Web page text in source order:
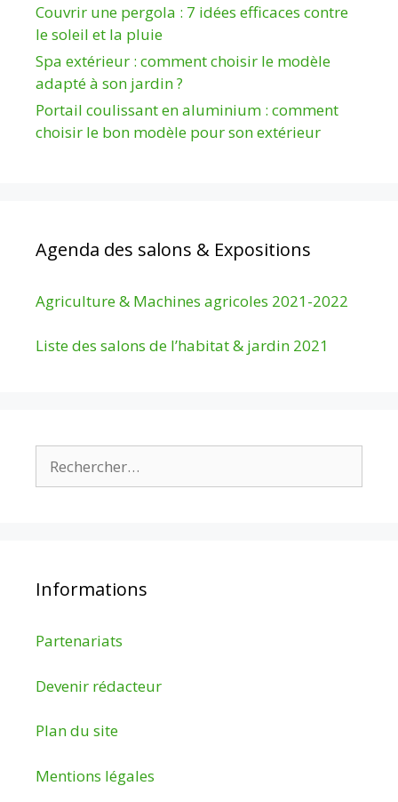
Couvrir une pergola : 7 idées efficaces contre
le soleil et la pluie
Spa extérieur : comment choisir le modèle
adapté à son jardin ?
Portail coulissant en aluminium : comment
choisir le bon modèle pour son extérieur
Agenda des salons & Expositions
Agriculture & Machines agricoles 2021-2022
Liste des salons de l’habitat & jardin 2021
Informations
Partenariats
Devenir rédacteur
Plan du site
Mentions légales